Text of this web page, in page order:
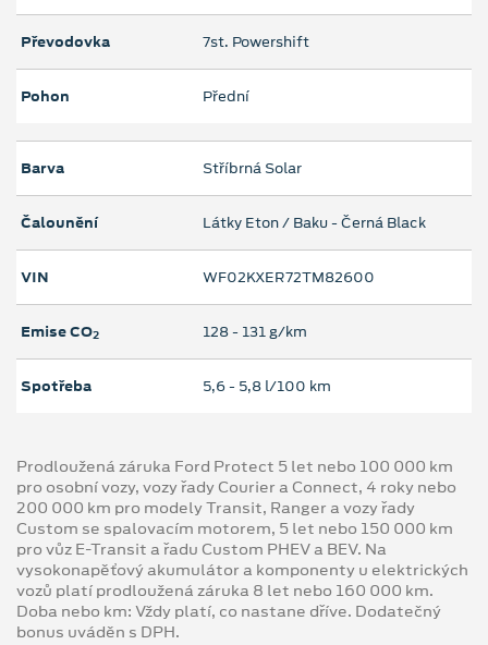
Převodovka 7st. Powershift
Pohon Přední
Barva Stříbrná Solar
Čalounění Látky Eton / Baku - Černá Black
VIN WF02KXER72TM82600
Emise CO2 128 ‐ 131 g/km
Spotřeba 5,6 ‐ 5,8 l/100 km
Prodloužená záruka Ford Protect 5 let nebo 100 000 km
pro osobní vozy, vozy řady Courier a Connect, 4 roky nebo
200 000 km pro modely Transit, Ranger a vozy řady
Custom se spalovacím motorem, 5 let nebo 150 000 km
pro vůz E-Transit a řadu Custom PHEV a BEV. Na
vysokonapěťový akumulátor a komponenty u elektrických
vozů platí prodloužená záruka 8 let nebo 160 000 km.
Doba nebo km: Vždy platí, co nastane dříve. Dodatečný
bonus uváděn s DPH.